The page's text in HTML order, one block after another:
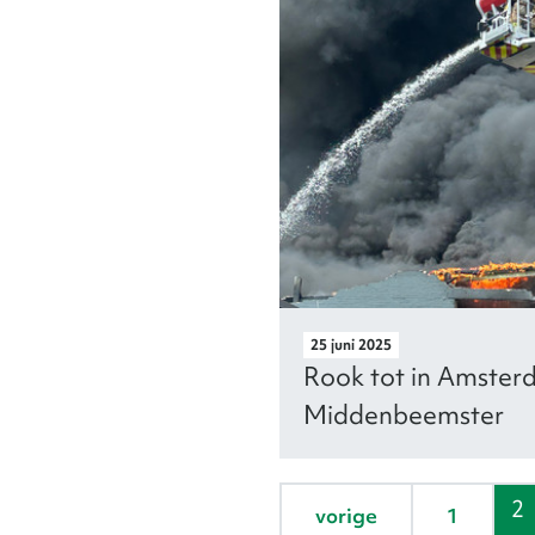
Rook tot in
Middenbeemster
25 juni 2025
vorige 1 2